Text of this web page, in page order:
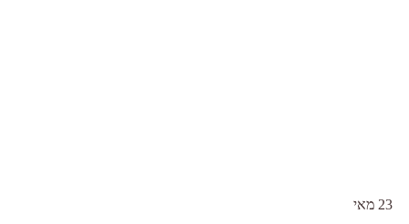
23 מאי